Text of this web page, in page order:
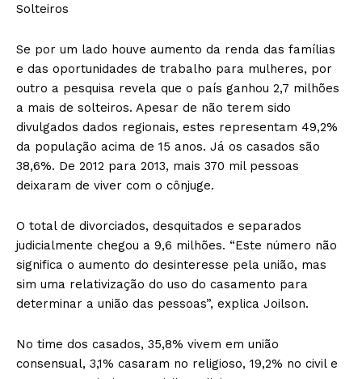
Solteiros
Se por um lado houve aumento da renda das famílias
e das oportunidades de trabalho para mulheres, por
outro a pesquisa revela que o país ganhou 2,7 milhões
a mais de solteiros. Apesar de não terem sido
divulgados dados regionais, estes representam 49,2%
da população acima de 15 anos. Já os casados são
38,6%. De 2012 para 2013, mais 370 mil pessoas
deixaram de viver com o cônjuge.
O total de divorciados, desquitados e separados
judicialmente chegou a 9,6 milhões. “Este número não
significa o aumento do desinteresse pela união, mas
sim uma relativização do uso do casamento para
determinar a união das pessoas”, explica Joilson.
No time dos casados, 35,8% vivem em união
consensual, 3,1% casaram no religioso, 19,2% no civil e